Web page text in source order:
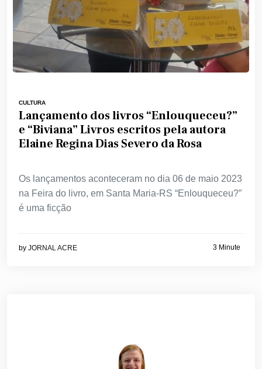
CULTURA
Lançamento dos livros “Enlouqueceu?”
e “Biviana” Livros escritos pela autora
Elaine Regina Dias Severo da Rosa
Os lançamentos aconteceram no dia 06 de maio 2023
na Feira do livro, em Santa Maria-RS “Enlouqueceu?”
é uma ficção
by JORNAL ACRE 3 Minute